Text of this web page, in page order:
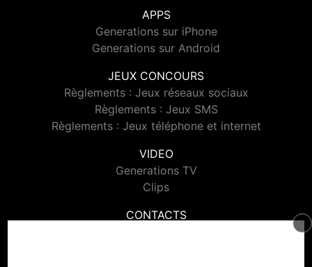
APPS
Generations sur iPhone
Generations sur Android
JEUX CONCOURS
Règlements : Jeux réseaux sociaux
Règlements : Jeux SMS
Règlements : Jeux téléphone et internet
VIDEO
Generations TV
Clips
CONTACTS